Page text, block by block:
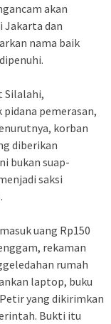
akan
Jakarta dan
nama baik
Silalahi,
pemerasan,
korban
diberikan
bukan suap-
saksi
uang Rp150
rekaman
rumah
laptop, buku
yang dikirimkan
Bukti itu